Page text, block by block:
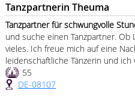
Tanzpartnerin Theuma
Tanzpartner für schwungvolle
und suche einen Tanzpartner.
vieles. Ich freue mich auf eine
leidenschaftliche Tänzerin und
55
DE-08107